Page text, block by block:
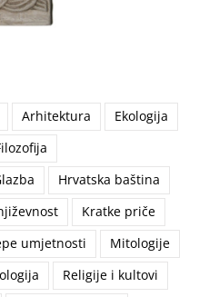
Arhitektura
Ekologija
Hrvatska baština
Kratke priče
umjetnosti
Mitologije
Religije i kultovi